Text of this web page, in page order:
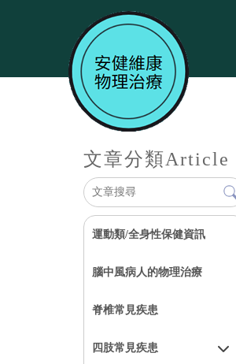
文章分類Article
運動類/全身性保健資訊
腦中風病人的物理治療
脊椎常見疾患
四肢常見疾患